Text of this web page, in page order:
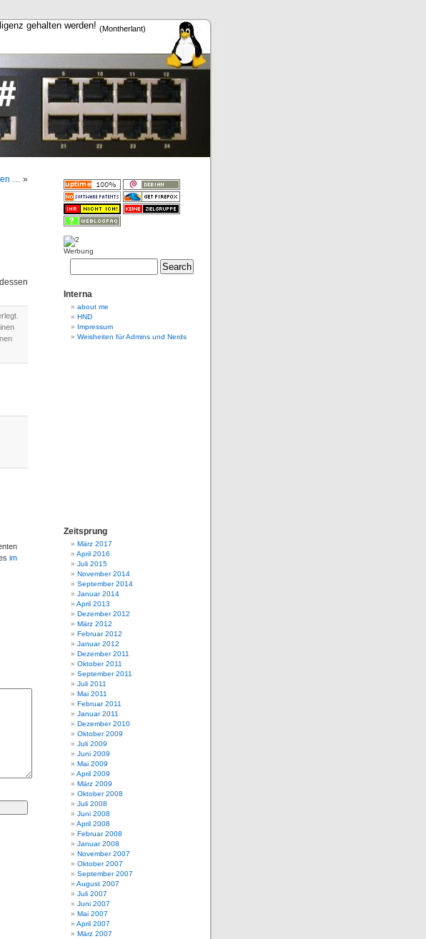
gehalten werden! (Montherlant)
… »
im
Werbung
Interna
about me
HND
Impressum
Weisheiten für Admins und Nerds
Zeitsprung
März 2017
April 2016
Juli 2015
November 2014
September 2014
Januar 2014
April 2013
Dezember 2012
März 2012
Februar 2012
Januar 2012
Dezember 2011
Oktober 2011
September 2011
Juli 2011
Mai 2011
Februar 2011
Januar 2011
Dezember 2010
Oktober 2009
Juli 2009
Juni 2009
Mai 2009
April 2009
März 2009
Oktober 2008
Juli 2008
Juni 2008
April 2008
Februar 2008
Januar 2008
November 2007
Oktober 2007
September 2007
August 2007
Juli 2007
Juni 2007
Mai 2007
April 2007
März 2007